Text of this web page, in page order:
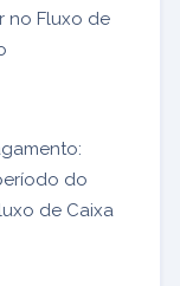
no Fluxo de
do
de Caixa